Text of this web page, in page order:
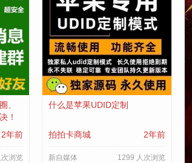
、
！
2年前
浏览
什么是苹果UDID定制
拍拍卡商城 2年前
新自媒体 1299 人次浏览